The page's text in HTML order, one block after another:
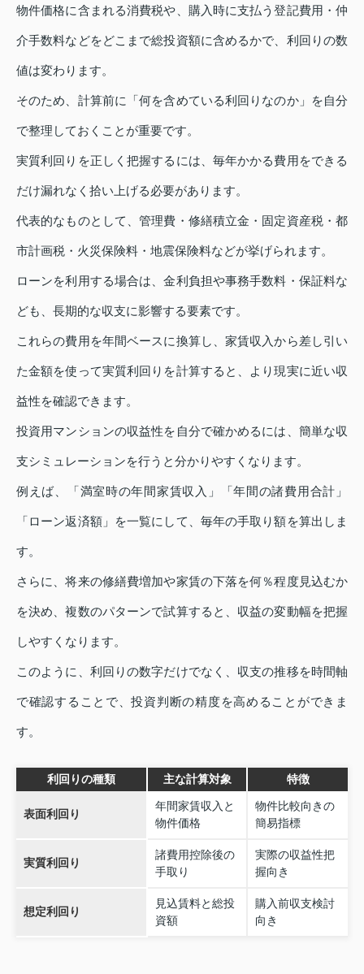
物件価格に含まれる消費税や、購入時に支払う登記費用・仲
介手数料などをどこまで総投資額に含めるかで、利回りの数
値は変わります。
そのため、計算前に「何を含めている利回りなのか」を自分
で整理しておくことが重要です。
実質利回りを正しく把握するには、毎年かかる費用をできる
だけ漏れなく拾い上げる必要があります。
代表的なものとして、管理費・修繕積立金・固定資産税・都
市計画税・火災保険料・地震保険料などが挙げられます。
ローンを利用する場合は、金利負担や事務手数料・保証料な
ども、長期的な収支に影響する要素です。
これらの費用を年間ベースに換算し、家賃収入から差し引い
た金額を使って実質利回りを計算すると、より現実に近い収
益性を確認できます。
投資用マンションの収益性を自分で確かめるには、簡単な収
支シミュレーションを行うと分かりやすくなります。
例えば、「満室時の年間家賃収入」「年間の諸費用合計」
「ローン返済額」を一覧にして、毎年の手取り額を算出しま
す。
さらに、将来の修繕費増加や家賃の下落を何％程度見込むか
を決め、複数のパターンで試算すると、収益の変動幅を把握
しやすくなります。
このように、利回りの数字だけでなく、収支の推移を時間軸
で確認することで、投資判断の精度を高めることができま
す。
利回りの種類 主な計算対象 特徴
表面利回り
年間家賃収入と
物件価格
物件比較向きの
簡易指標
実質利回り
諸費用控除後の
手取り
実際の収益性把
握向き
想定利回り
見込賃料と総投
資額
購入前収支検討
向き